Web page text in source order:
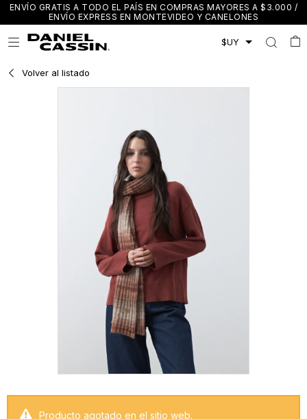
ENVÍO GRATIS A TODO EL PAÍS EN COMPRAS MAYORES A $3.000 /
ENVÍO EXPRESS EN MONTEVIDEO Y CANELONES

Volver al listado
Producto agotado en el sitio web.